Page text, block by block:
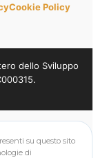
Cookie Policy
dello Sviluppo
su questo sito
di